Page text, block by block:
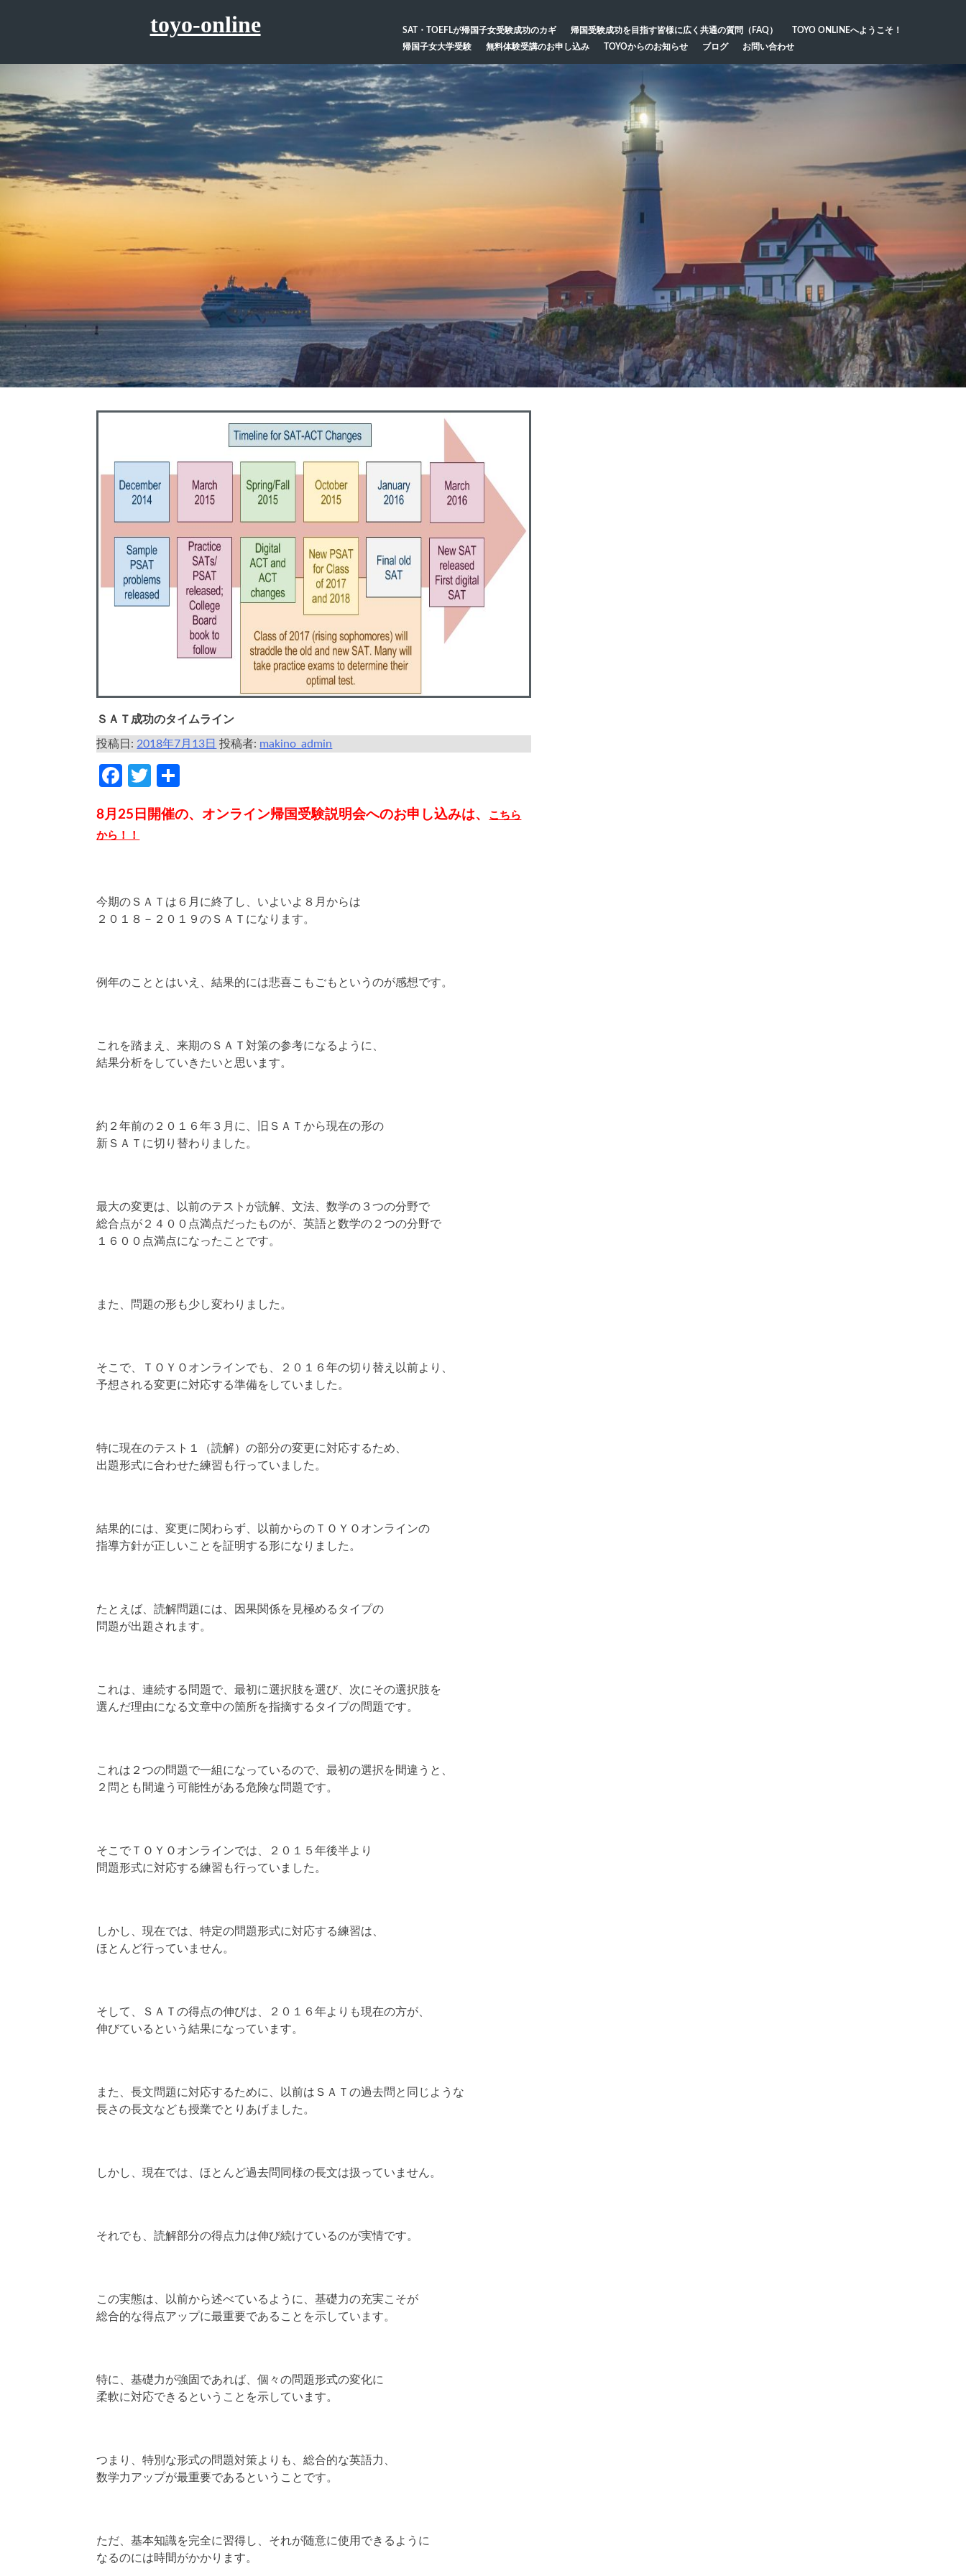
へ
ス
キ
ッ
プ
toyo-online SAT・TOEFLが帰国子女受験成功のカギ 帰国受験成功を目指す皆様に広く共通の質問（FAQ）
TOYO ONLINEへようこそ！
帰国子女大学受験
無料体験受講のお申し込み TOYOからのお知らせ ブログ お問い合わせ
ＳＡＴ成功のタイムライン
投稿日:2018年7月13日 投稿者: makino_admin
Facebook
Twitter
8月25日開催の、オンライン帰国受験説明会へのお申し込みは、 こちら
から！！
今期のＳＡＴは６月に終了し、いよいよ８月からは
２０１８－２０１９のＳＡＴになります。
例年のこととはいえ、結果的には悲喜こもごもというのが感想です。
これを踏まえ、来期のＳＡＴ対策の参考になるように、
結果分析をしていきたいと思います。
約２年前の２０１６年３月に、旧ＳＡＴから現在の形の
新ＳＡＴに切り替わりました。
最大の変更は、以前のテストが読解、文法、数学の３つの分野で
総合点が２４００点満点だったものが、英語と数学の２つの分野で
１６００点満点になったことです。
また、問題の形も少し変わりました。
そこで、ＴＯＹＯオンラインでも、２０１６年の切り替え以前より、
予想される変更に対応する準備をしていました。
特に現在のテスト１（読解）の部分の変更に対応するため、
出題形式に合わせた練習も行っていました。
結果的には、変更に関わらず、以前からのＴＯＹＯオンラインの
指導方針が正しいことを証明する形になりました。
たとえば、読解問題には、因果関係を見極めるタイプの
問題が出題されます。
これは、連続する問題で、最初に選択肢を選び、次にその選択肢を
選んだ理由になる文章中の箇所を指摘するタイプの問題です。
これは２つの問題で一組になっているので、最初の選択を間違うと、
２問とも間違う可能性がある危険な問題です。
そこでＴＯＹＯオンラインでは、２０１５年後半より
問題形式に対応する練習も行っていました。
しかし、現在では、特定の問題形式に対応する練習は、
ほとんど行っていません。
そして、ＳＡＴの得点の伸びは、２０１６年よりも現在の方が、
伸びているという結果になっています。
また、長文問題に対応するために、以前はＳＡＴの過去問と同じような
長さの長文なども授業でとりあげました。
しかし、現在では、ほとんど過去問同様の長文は扱っていません。
それでも、読解部分の得点力は伸び続けているのが実情です。
この実態は、以前から述べているように、基礎力の充実こそが
総合的な得点アップに最重要であることを示しています。
特に、基礎力が強固であれば、個々の問題形式の変化に
柔軟に対応できるということを示しています。
つまり、特別な形式の問題対策よりも、総合的な英語力、
数学力アップが最重要であるということです。
ただ、基本知識を完全に習得し、それが随意に使用できるように
なるのには時間がかかります。